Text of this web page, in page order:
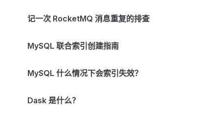
记一次 RocketMQ 消息重复的排查
MySQL 联合索引创建指南
MySQL 什么情况下会索引失效？
Dask 是什么？